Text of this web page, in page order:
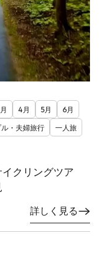
4月 5月
6月
・夫婦旅行
一人旅
クリングツア
詳しく見る